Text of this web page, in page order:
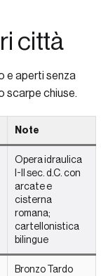
città
e aperti senza
scarpe chiuse.
Note
Opera idraulica
I-II sec. d.C. con
arcate e
cisterna
romana;
cartellonistica
bilingue
Bronzo Tardo